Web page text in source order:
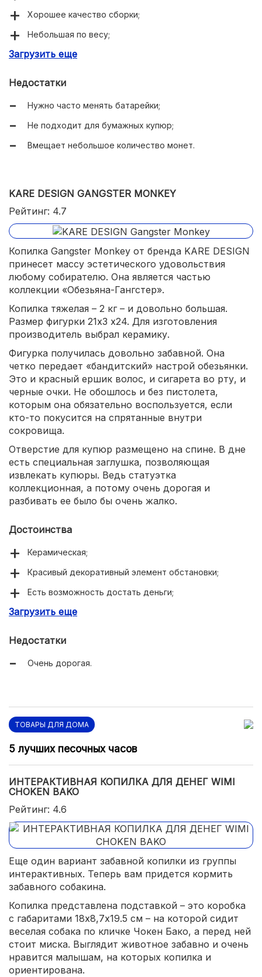
Хорошее качество сборки;
Небольшая по весу;
Звуковое сопровождение;
Загрузить еще
Недостатки
Нужно часто менять батарейки;
Не подходит для бумажных купюр;
Вмещает небольшое количество монет.
KARE DESIGN GANGSTER MONKEY
Рейтинг: 4.7
Копилка Gangster Monkey от бренда KARE DESIGN
принесет массу эстетического удовольствия
любому собирателю. Она является частью
коллекции «Обезьяна-Гангстер».
Копилка тяжелая – 2 кг – и довольно большая.
Размер фигурки 21х3 х24. Для изготовления
производитель выбрал керамику.
Фигурка получилась довольно забавной. Она
четко передает «бандитский» настрой обезьянки.
Это и красный ершик волос, и сигарета во рту, и
черные очки. Не обошлось и без пистолета,
которым она обязательно воспользуется, если
кто-то покусится на спрятанные внутри
сокровища.
Отверстие для купюр размещено на спине. В дне
есть специальная заглушка, позволяющая
извлекать купюры. Ведь статуэтка
коллекционная, а потому очень дорогая и
разбивать ее было бы очень жалко.
Достоинства
Керамическая;
Красивый декоративный элемент обстановки;
Есть возможность достать деньги;
Коллекционная.
Загрузить еще
Недостатки
Очень дорогая.
ТОВАРЫ ДЛЯ ДОМА
5 лучших песочных часов
ИНТЕРАКТИВНАЯ КОПИЛКА ДЛЯ ДЕНЕГ WIMI
CHOKEN BAKO
Рейтинг: 4.6
Еще один вариант забавной копилки из группы
интерактивных. Теперь вам придется кормить
забавного собакина.
Копилка представлена подставкой – это коробка
с габаритами 18х8,7х19.5 см – на которой сидит
веселая собака по кличке Чокен Бако, а перед ней
стоит миска. Выглядит животное забавно и очень
нравится малышам, на которых копилка и
ориентирована.